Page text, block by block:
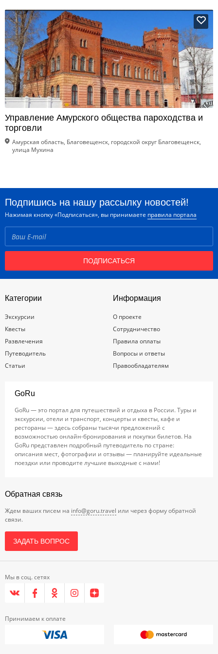
Управление Амурского общества пароходства и
торговли
Амурская область, Благовещенск, городской округ Благовещенск,
улица Мухина
Подпишись на нашу рассылку новостей!
Нажимая кнопку «Подписаться», вы принимаете правила портала
ПОДПИСАТЬСЯ
Категории
Экскурсии
Квесты
Развлечения
Путеводитель
Статьи
Информация
О проекте
Сотрудничество
Правила оплаты
Вопросы и ответы
Правообладателям
GoRu
GoRu — это портал для путешествий и отдыха в России. Туры и
экскурсии, отели и транспорт, концерты и квесты, кафе и
рестораны — здесь собраны тысячи предложений с
возможностью онлайн-бронирования и покупки билетов. На
GoRu представлен подробный путеводитель по стране:
описания мест, фотографии и отзывы — планируйте идеальные
поездки или проводите лучшие выходные с нами!
Обратная связь
Ждем ваших писем на info@goru.travel или через форму обратной
связи.
ЗАДАТЬ ВОПРОС
Мы в соц. сетях
Принимаем к оплате